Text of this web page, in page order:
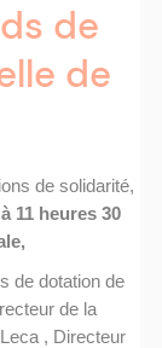
de
de
de solidarité,
11 heures 30
de dotation de
de la
, Directeur